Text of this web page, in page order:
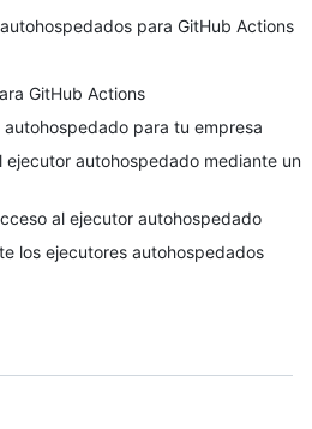
para GitHub Actions
GitHub Actions
para tu empresa
ejecutor autohospedado mediante un
al ejecutor autohospedado
los ejecutores autohospedados